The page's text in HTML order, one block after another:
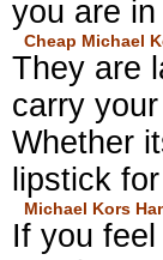
you are
Cheap Michael
They are
carry
Whether
lipstick
Michael Kors
If you